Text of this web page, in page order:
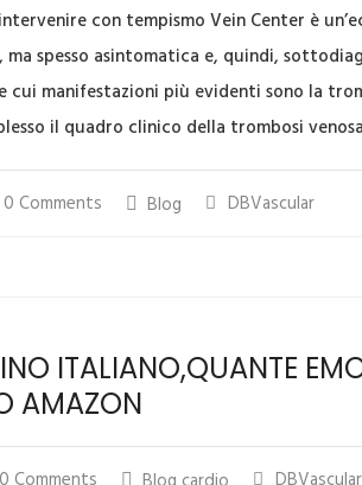
con tempismo Vein Center è
spesso asintomatica e, quindi,
cui manifestazioni più evidenti sono la
il quadro clinico della trombosi
0 Comments Blog DBVascular
ITALIANO,QUANTE
AMAZON